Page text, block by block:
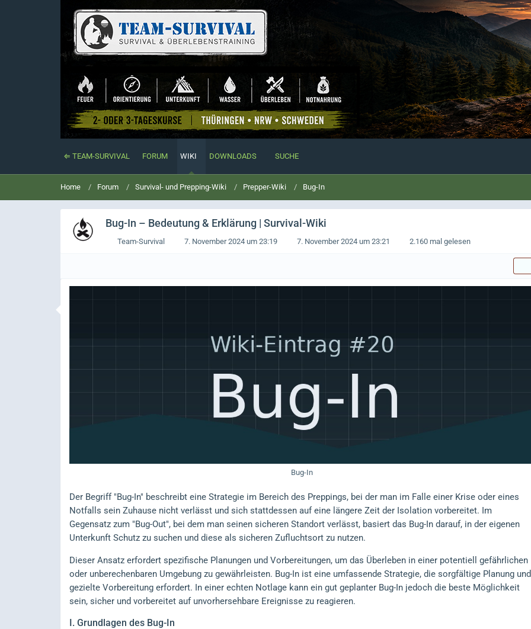
⇐ TEAM-SURVIVAL FORUM WIKI DOWNLOADS SUCHE
Home Forum Survival- und Prepping-Wiki Prepper-Wiki Bug-In
Bug-In – Bedeutung & Erklärung | Survival-Wiki
Team-Survival 7. November 2024 um 23:19 7. November 2024 um 23:21 2.160 mal gelesen
Bug-In
Der Begriff "Bug-In" beschreibt eine Strategie im Bereich des Preppings, bei der man im Falle einer Krise oder eines
Notfalls sein Zuhause nicht verlässt und sich stattdessen auf eine längere Zeit der Isolation vorbereitet. Im
Gegensatz zum "Bug-Out", bei dem man seinen sicheren Standort verlässt, basiert das Bug-In darauf, in der eigenen
Unterkunft Schutz zu suchen und diese als sicheren Zufluchtsort zu nutzen.
Dieser Ansatz erfordert spezifische Planungen und Vorbereitungen, um das Überleben in einer potentiell gefährlichen
oder unberechenbaren Umgebung zu gewährleisten. Bug-In ist eine umfassende Strategie, die sorgfältige Planung und
gezielte Vorbereitung erfordert. In einer echten Notlage kann ein gut geplanter Bug-In jedoch die beste Möglichkeit
sein, sicher und vorbereitet auf unvorhersehbare Ereignisse zu reagieren.
I. Grundlagen des Bug-In